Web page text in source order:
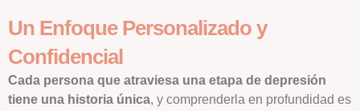
Un Enfoque Personalizado y
Confidencial
Cada persona que atraviesa una etapa de depresión
tiene una historia única, y comprenderla en profundidad es